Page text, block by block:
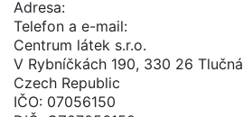
Adresa:
Telefon a e-mail:
Centrum látek s.r.o.
V Rybníčkách 190, 330 26 Tlučná
Czech Republic
IČO: 07056150